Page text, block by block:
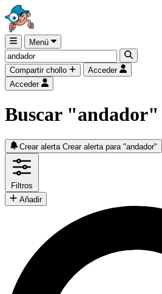
Menú
Compartir chollo
Acceder
Acceder
Buscar "andador"
Crear alerta Crear alerta para "andador"
Filtros
Añadir